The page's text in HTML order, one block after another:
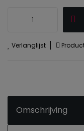
Verlanglijst
Omschrijving